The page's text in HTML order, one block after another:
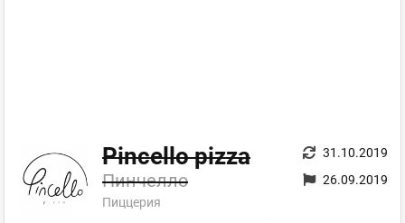
Pincello pizza
Пинчелло
Пиццерия
31.10.2019
26.09.2019